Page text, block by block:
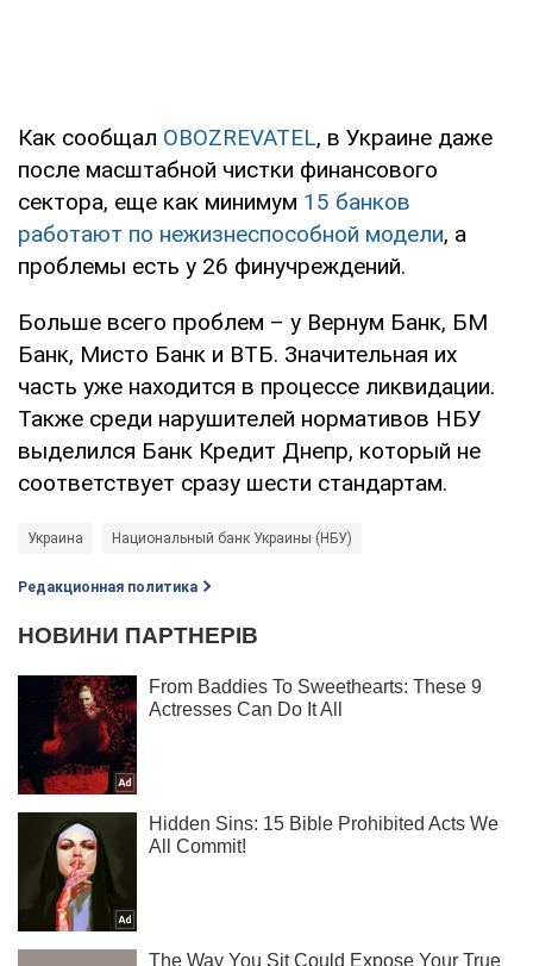
Как сообщал OBOZREVATEL, в Украине даже
после масштабной чистки финансового
сектора, еще как минимум 15 банков
работают по нежизнеспособной модели, а
проблемы есть у 26 финучреждений.
Больше всего проблем – у Вернум Банк, БМ
Банк, Мисто Банк и ВТБ. Значительная их
часть уже находится в процессе ликвидации.
Также среди нарушителей нормативов НБУ
выделился Банк Кредит Днепр, который не
соответствует сразу шести стандартам.
Украина Национальный банк Украины (НБУ)
Редакционная политика